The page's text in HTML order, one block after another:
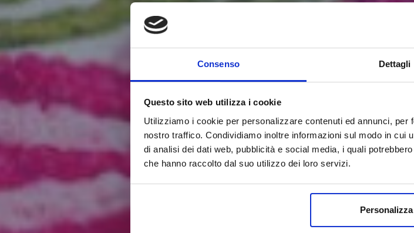
Consenso Dettagli
Questo sito web utilizza i cookie
Utilizziamo i cookie per personalizzare contenuti ed annunci,
nostro traffico. Condividiamo inoltre informazioni sul modo in
di analisi dei dati web, pubblicità e social media, i quali
che hanno raccolto dal suo utilizzo dei loro servizi.
Personalizza